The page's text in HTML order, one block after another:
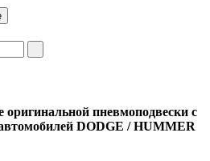
оригинальной пневмоподвески с
DODGE / HUMMER